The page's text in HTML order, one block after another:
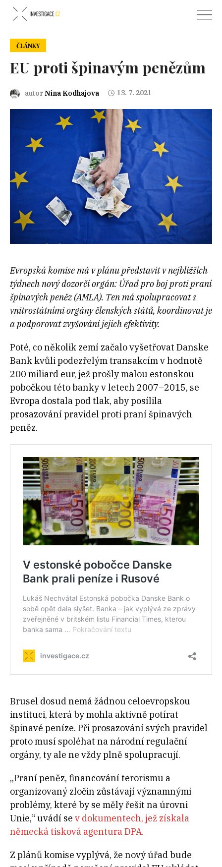
ČLÁNKY
EU proti špinavým penězům
autorNina Kodhajova 13. 7. 2021
Evropská komise má v plánu představit v nejbližších
týdnech nový dozorčí orgán: Úřad pro boj proti praní
špinavých peněz (AMLA). Ten má spolupracovat s
vnitrostátními orgány členských států, koordinovat je
a podporovat zvyšování jejich efektivity.
Poté, co několik zemí začalo vyšetřovat Danske
Bank kvůli podezřelým transakcím v hodnotě
200 miliard eur, jež prošly malou estonskou
pobočkou této banky v letech 2007–2015, se
Evropa dostala pod tlak, aby posílila
prosazování pravidel proti praní špinavých
peněz.
Brusel dosud nemá žádnou celoevropskou
instituci, která by mohla aktivně potírat
špinavé peníze. Při prosazování svých pravidel
proto musí spoléhat na národní regulační
orgány, ty ale ne vždy plně spolupracují.
„Praní peněz, financování terorismu a
organizovaný zločin zůstávají významnými
problémy, které by se měly řešit na úrovni
Unie,“ uvádí se v dokumentech, jež získala
německá tisková agentura DPA.
Z plánů komise vyplývá, že nový úřad bude